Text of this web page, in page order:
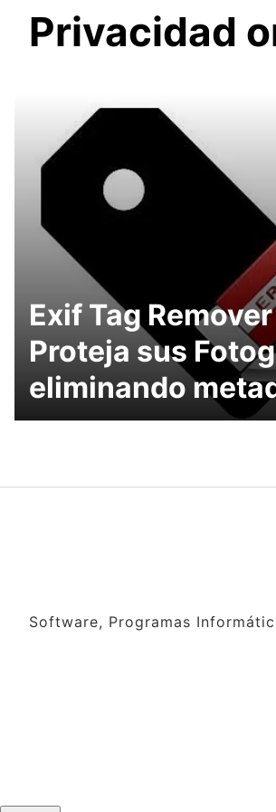
Privacidad
Exif Tag
Proteja sus
eliminando
Software, Programas